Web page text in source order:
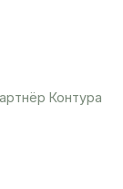
Контура